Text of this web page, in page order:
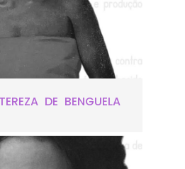
DE BENGUELA